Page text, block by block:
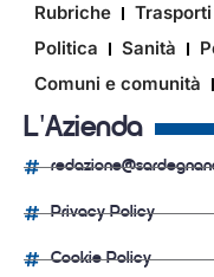
Rubriche
Trasporti
Politica
Sanità
Comuni e comunità
L'Azienda
Privacy Policy
Cookie Policy